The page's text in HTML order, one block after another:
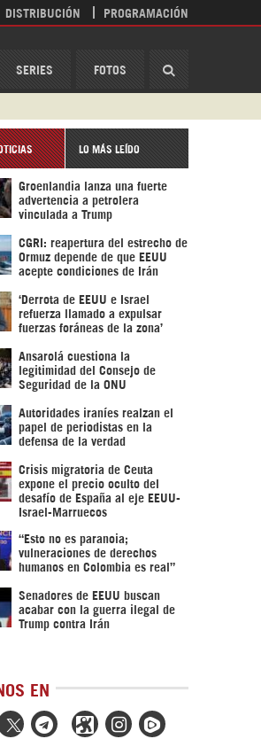
SERIES FOTOS
DISTRIBUCIÓN PROGRAMACIÓN
LO MÁS LEÍDO
Groenlandia lanza una fuerte
advertencia a petrolera
vinculada a Trump
CGRI: reapertura del estrecho de
Ormuz depende de que EEUU
acepte condiciones de Irán
‘Derrota de EEUU e Israel
refuerza llamado a expulsar
fuerzas foráneas de la zona’
Ansarolá cuestiona la
legitimidad del Consejo de
Seguridad de la ONU
Autoridades iraníes realzan el
papel de periodistas en la
defensa de la verdad
Crisis migratoria de Ceuta
expone el precio oculto del
desafío de España al eje EEUU-
Israel-Marruecos
“Esto no es paranoia;
vulneraciones de derechos
humanos en Colombia es real”
Senadores de EEUU buscan
acabar con la guerra ilegal de
Trump contra Irán
EN
  